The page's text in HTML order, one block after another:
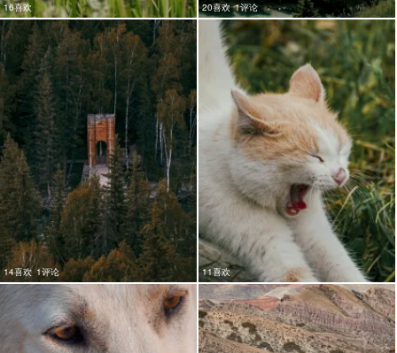
16喜欢 20喜欢 1评论
14喜欢 1评论 11喜欢